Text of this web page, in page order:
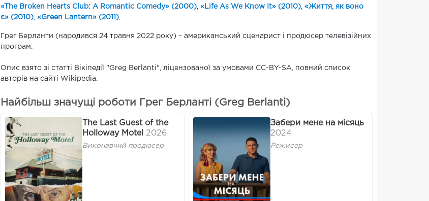
«The Broken Hearts Club: A Romantic Comedy» (2000) «Life As We Know It» (2010) «Життя, як воно
є» (2010) «Green Lantern» (2011)
Грег Берланти (народився 24 травня 2022 року) – американський сценарист і продюсер телевізійних
програм.
Опис взято зі статті Вікіпедії "Greg Berlanti", ліцензованої за умовами CC-BY-SA, повний список
авторів на сайті Wikipedia.
Найбільш значущі роботи Грег Берланті (Greg Berlanti)
The Last Guest of the
Holloway Motel 2026
Виконавчий продюсер
Забери мене на місяць
2024
Режисер